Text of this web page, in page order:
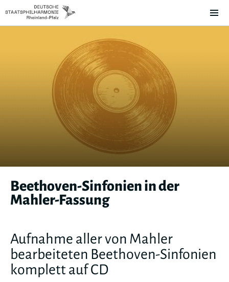
Beethoven-Sinfonien in der
Mahler-Fassung
Aufnahme aller von Mahler
bearbeiteten Beethoven-Sinfonien
komplett auf CD